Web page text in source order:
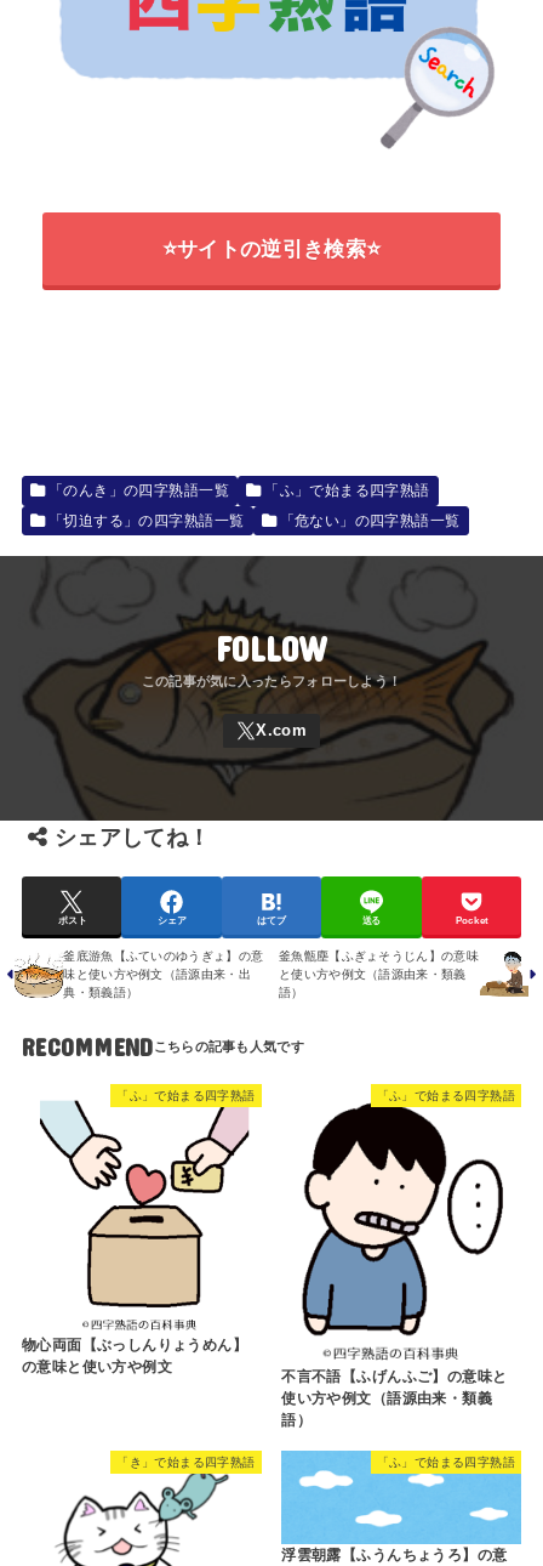
⭐サイトの逆引き検索⭐
「のんき」の四字熟語一覧
「ふ」で始まる四字熟語
「切迫する」の四字熟語一覧
「危ない」の四字熟語一覧
FOLLOW
シェアしてね！
ポスト シェア はてブ 送る Pocket
釜底游魚【ふていのゆうぎょ】の意
味と使い方や例文（語源由来・出
典・類義語）
釜魚甑塵【ふぎょそうじん】の意味
と使い方や例文（語源由来・類義
語）
RECOMMEND
「ふ」で始まる四字熟語
物心両面【ぶっしんりょうめん】
の意味と使い方や例文
「ふ」で始まる四字熟語
不言不語【ふげんふご】の意味と
使い方や例文（語源由来・類義
語）
「き」で始まる四字熟語 「ふ」で始まる四字熟語
浮雲朝露【ふうんちょうろ】の意